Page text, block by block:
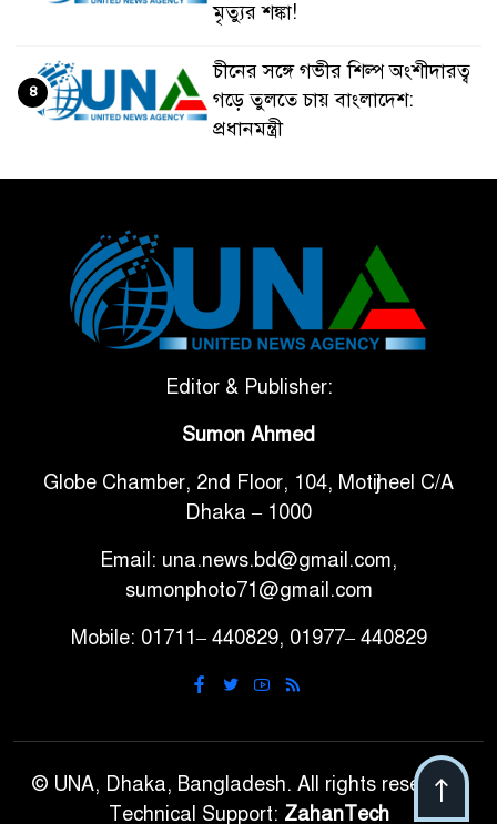
মৃত্যুর শঙ্কা!
চীনের সঙ্গে গভীর শিল্প অংশীদারত্ব
গড়ে তুলতে চায় বাংলাদেশ:
প্রধানমন্ত্রী
৪
টানা ৩ ম্যাচে গোল ভিনির, ইতিহাস
বলছে বিশ্বকাপ জিতবে ব্রাজিল
সরকারি ৩শ কেজি বই বিক্রির
গাড়ি বিক্রির পর মালিকানা
পরিবর্তনে কঠোর নির্দেশনা
আ.লীগ ও বিএনপির বিরুদ্ধে
নাহিদ
ঢাবিতে মাথায় কাঁঠাল পড়ে মালির
Editor & Publisher:
Sumon Ahmed
Globe Chamber, 2nd Floor, 104, Motijheel C/A
Dhaka – 1000
Email: una.news.bd@gmail.com,
sumonphoto71@gmail.com
Mobile: 01711– 440829, 01977– 440829
© UNA, Dhaka, Bangladesh. All rights reserved.
Technical Support: ZahanTech